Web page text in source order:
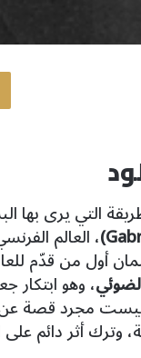
التي يرى بها
، العالم
أول من قدّم
، وهو ابتكار
غابرييل ليبمان ليست
أثر دائم على